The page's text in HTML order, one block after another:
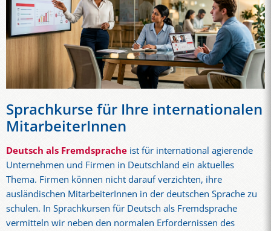
Sprachkurse für Ihre internationalen
MitarbeiterInnen
Deutsch als Fremdsprache ist für international agierende
Unternehmen und Firmen in Deutschland ein aktuelles
Thema. Firmen können nicht darauf verzichten, ihre
ausländischen MitarbeiterInnen in der deutschen Sprache zu
schulen. In Sprachkursen für Deutsch als Fremdsprache
vermitteln wir neben den normalen Erfordernissen des